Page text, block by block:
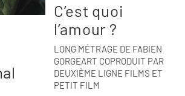
C’est quoi
l’amour ?
LONG MÉTRAGE DE FABIEN
GORGEART COPRODUIT PAR
DEUXIÈME LIGNE FILMS ET
PETIT FILM